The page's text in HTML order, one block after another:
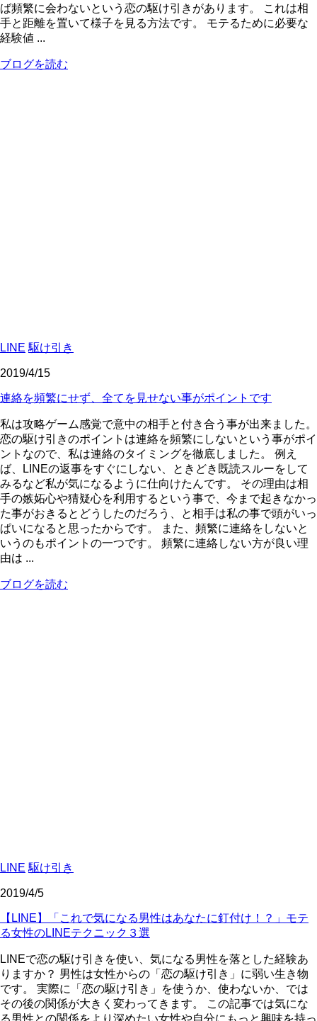
ば頻繁に会わないという恋の駆け引きがあります。 これは相
手と距離を置いて様子を見る方法です。 モテるために必要な
経験値 ...
ブログを読む
LINE 駆け引き
2019/4/15
連絡を頻繁にせず、全てを見せない事がポイントです
私は攻略ゲーム感覚で意中の相手と付き合う事が出来ました。
恋の駆け引きのポイントは連絡を頻繁にしないという事がポイ
ントなので、私は連絡のタイミングを徹底しました。 例え
ば、LINEの返事をすぐにしない、ときどき既読スルーをして
みるなど私が気になるように仕向けたんです。 その理由は相
手の嫉妬心や猜疑心を利用するという事で、今まで起きなかっ
た事がおきるとどうしたのだろう、と相手は私の事で頭がいっ
ぱいになると思ったからです。 また、頻繁に連絡をしないと
いうのもポイントの一つです。 頻繁に連絡しない方が良い理
由は ...
ブログを読む
LINE 駆け引き
2019/4/5
【LINE】「これで気になる男性はあなたに釘付け！？」モテ
る女性のLINEテクニック３選
LINEで恋の駆け引きを使い、気になる男性を落とした経験あ
りますか？ 男性は女性からの「恋の駆け引き」に弱い生き物
です。 実際に「恋の駆け引き」を使うか、使わないか、では
その後の関係が大きく変わってきます。 この記事では気にな
る男性との関係をより深めたい女性や自分にもっと興味を持っ